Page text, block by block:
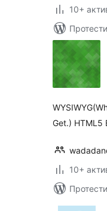
10+
Get.) HTML5
10+